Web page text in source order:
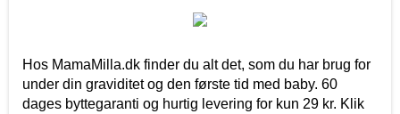
Hos MamaMilla.dk finder du alt det, som du har brug for
under din graviditet og den første tid med baby. 60
dages byttegaranti og hurtig levering for kun 29 kr. Klik